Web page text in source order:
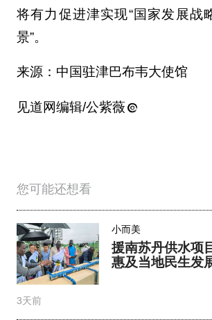
将有力促进津实现“国家发展战
景”。
来源：中国驻津巴布韦大使馆
见道网编辑/公紫薇
您可能还想看
小而美
援南苏丹供水项
惠及当地民生发
3天前